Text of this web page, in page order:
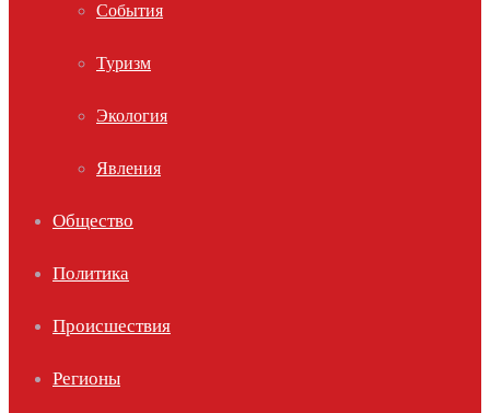
События
Туризм
Экология
Явления
Общество
Политика
Происшествия
Регионы